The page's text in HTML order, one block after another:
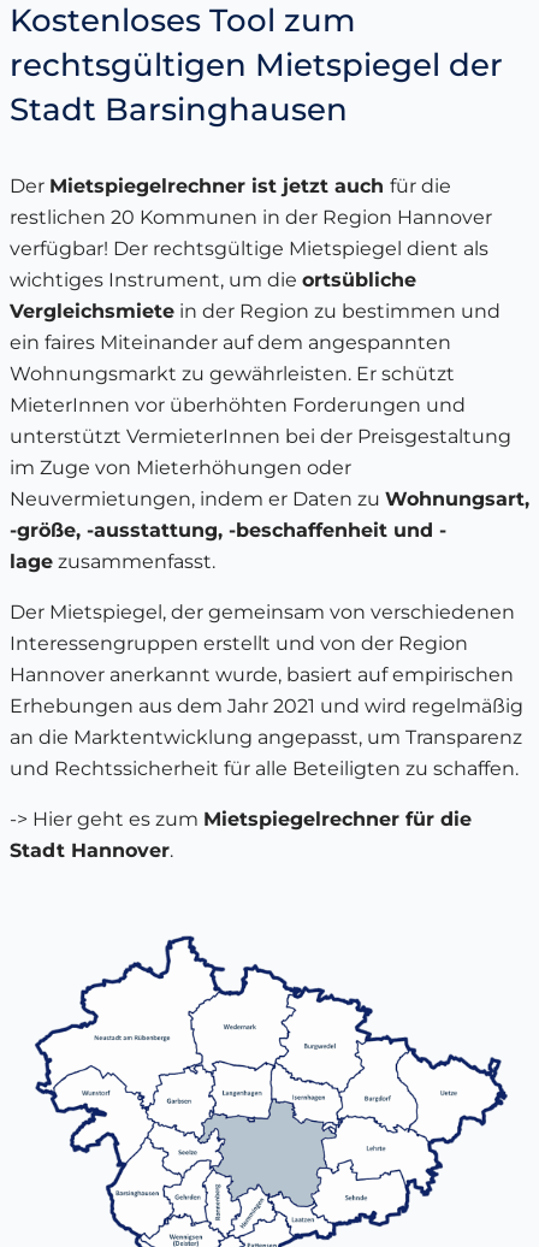
Kostenloses Tool zum
rechtsgültigen Mietspiegel der
Stadt Barsinghausen
Der Mietspiegelrechner ist jetzt auch für die
restlichen 20 Kommunen in der Region Hannover
verfügbar! Der rechtsgültige Mietspiegel dient als
wichtiges Instrument, um die ortsübliche
Vergleichsmiete in der Region zu bestimmen und
ein faires Miteinander auf dem angespannten
Wohnungsmarkt zu gewährleisten. Er schützt
MieterInnen vor überhöhten Forderungen und
unterstützt VermieterInnen bei der Preisgestaltung
im Zuge von Mieterhöhungen oder
Neuvermietungen, indem er Daten zu Wohnungsart,
-größe, -ausstattung, -beschaffenheit und -
lage zusammenfasst.
Der Mietspiegel, der gemeinsam von verschiedenen
Interessengruppen erstellt und von der Region
Hannover anerkannt wurde, basiert auf empirischen
Erhebungen aus dem Jahr 2021 und wird regelmäßig
an die Marktentwicklung angepasst, um Transparenz
und Rechtssicherheit für alle Beteiligten zu schaffen.
-> Hier geht es zum Mietspiegelrechner für die
Stadt Hannover.